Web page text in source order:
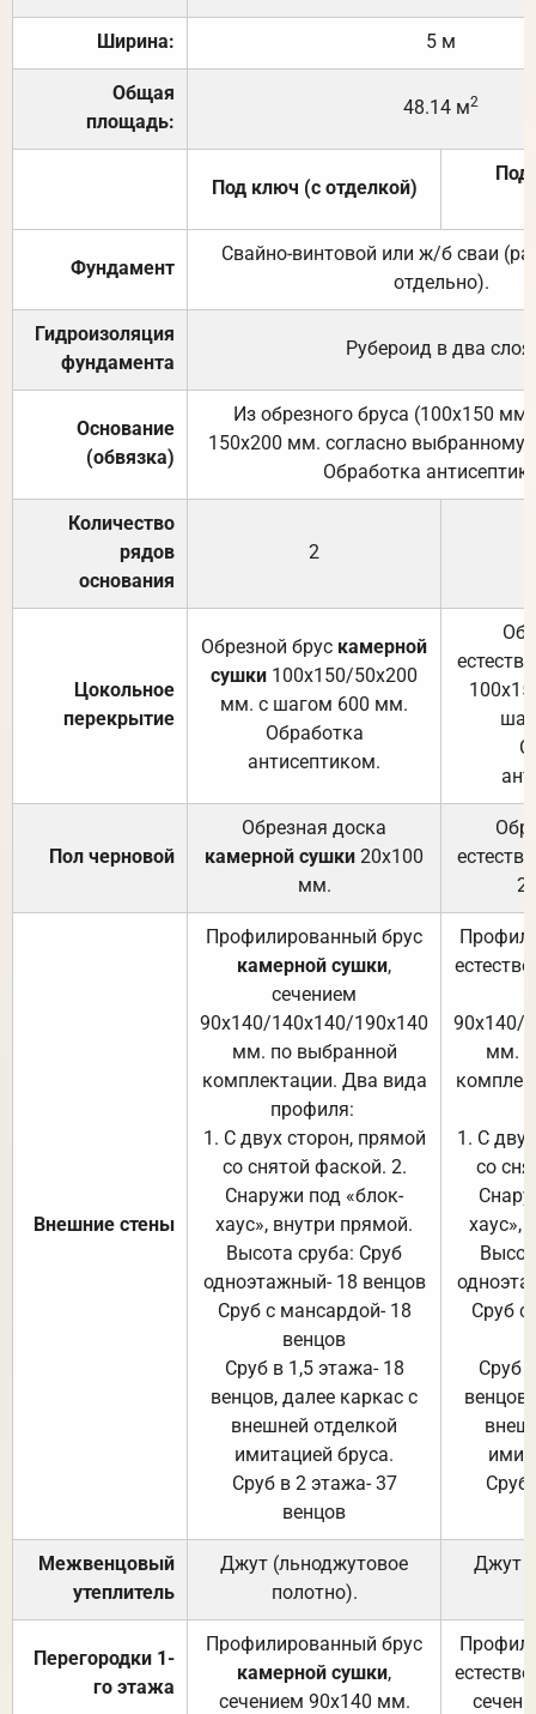
Ширина: 5 м
Общая
площадь:
48.14 м2
Под ключ (с отделкой)
Под
Фундамент
Свайно-винтовой или ж/б сваи
отдельно).
Гидроизоляция
фундамента
Рубероид в два слоя.
Основание
(обвязка)
Из обрезного бруса (100х150
150х200 мм. согласно выбранному
Обработка
Количество
рядов
основания
2
Цокольное
перекрытие
Обрезной брус камерной
сушки 100х150/50х200
мм. с шагом 600 мм.
Обработка
антисептиком.
Пол черновой
Обрезная доска
камерной сушки 20х100
мм.
Внешние стены
Профилированный брус
камерной сушки,
сечением
90х140/140х140/190х140
мм. по выбранной
комплектации. Два вида
профиля:
1. С двух сторон, прямой
со снятой фаской. 2.
Снаружи под «блок-
хаус», внутри прямой.
Высота сруба: Сруб
одноэтажный- 18 венцов
Сруб с мансардой- 18
венцов
Сруб в 1,5 этажа- 18
венцов, далее каркас с
внешней отделкой
имитацией бруса.
Сруб в 2 этажа- 37
венцов
90х140/
мм.
1. С
со
хаус»,
Сруб с
Сруб
Сруб
Межвенцовый
утеплитель
Джут (льноджутовое
полотно).
Джут
Перегородки 1-
го этажа
Профилированный брус
камерной сушки,
сечением 90х140 мм.